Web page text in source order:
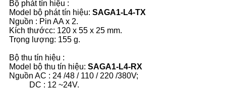
Bộ phát tín hiệu :
Model bộ phát tín hiệu: SAGA1-L4-TX
Nguồn : Pin AA x 2.
Kích thướcc: 120 x 55 x 25 mm.
Trọng lượng: 155 g.
Bộ thu tín hiệu :
Model bộ thu tín hiệu: SAGA1-L4-RX
Nguồn AC : 24 /48 / 110 / 220 /380V;
DC : 12 ~24V.